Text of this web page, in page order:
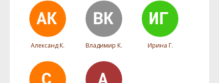
Александ К. Владимир К. Ирина Г.